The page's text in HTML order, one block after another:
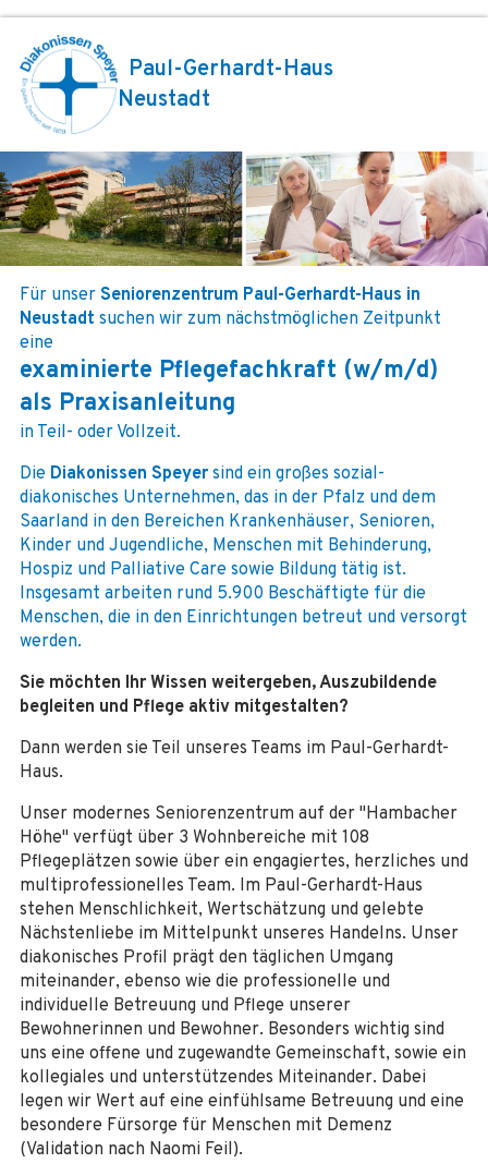
Paul-Gerhardt-Haus
Neustadt
Für unser Seniorenzentrum Paul-Gerhardt-Haus in
Neustadt suchen wir zum nächstmöglichen Zeitpunkt
eine
examinierte Pflegefachkraft (w/m/d)
als Praxisanleitung
in Teil- oder Vollzeit.
Die Diakonissen Speyersind ein großes sozial-
diakonisches Unternehmen, das in der Pfalz und dem
Saarland in den Bereichen Krankenhäuser, Senioren,
Kinder und Jugendliche, Menschen mit Behinderung,
Hospiz und Palliative Care sowie Bildung tätig ist.
Insgesamt arbeiten rund 5.900 Beschäftigte für die
Menschen, die in den Einrichtungen betreut und versorgt
werden.
Sie möchten Ihr Wissen weitergeben, Auszubildende
begleiten und Pflege aktiv mitgestalten?
Dann werden sie Teil unseres Teams im Paul-Gerhardt-
Haus.
Unser modernes Seniorenzentrum auf der "Hambacher
Höhe" verfügt über 3 Wohnbereiche mit 108
Pflegeplätzen sowie über ein engagiertes, herzliches und
multiprofessionelles Team. Im Paul-Gerhardt-Haus
stehen Menschlichkeit, Wertschätzung und gelebte
Nächstenliebe im Mittelpunkt unseres Handelns. Unser
diakonisches Profil prägt den täglichen Umgang
miteinander, ebenso wie die professionelle und
individuelle Betreuung und Pflege unserer
Bewohnerinnen und Bewohner. Besonders wichtig sind
uns eine offene und zugewandte Gemeinschaft, sowie ein
kollegiales und unterstützendes Miteinander. Dabei
legen wir Wert auf eine einfühlsame Betreuung und eine
besondere Fürsorge für Menschen mit Demenz
(Validation nach Naomi Feil).